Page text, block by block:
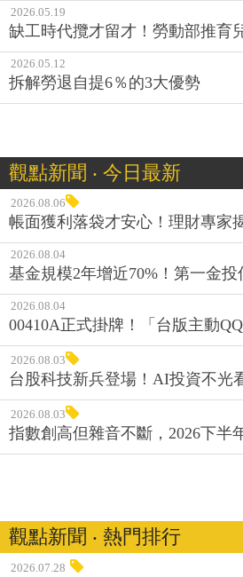
缺工時代攬才留才！勞動部推育
2026.05.12
拆解勞退自提6％的3大優勢
觀點新聞 ‧ 今日最新
2026.08.06
帳面獲利落袋才安心！理財專家
2026.08.04
基金規模2年增近70%！第一金
2026.08.04
00410A正式掛牌！「台版主動
台股科技新兵登場！AI投資不光
指數創高但雜音不斷，2026下半
觀點新聞 ‧ 熱門排行
2026.07.28
台股「四貸同堂」恐複製韓國去